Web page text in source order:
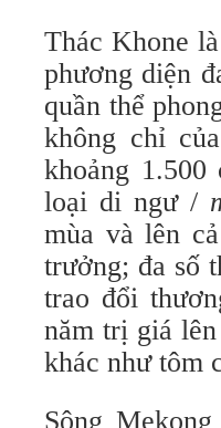
Thác Khone
phương diện
quần thể
không chỉ
khoảng
loại di ngư /
mùa và lên
trưởng; đa số
trao đổi
năm trị giá
khác như tôm
Sông